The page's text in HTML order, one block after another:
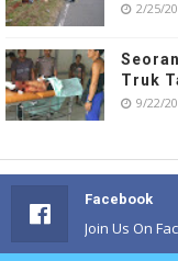
2/25/
Truk
9/22/
Facebook
Join Us On